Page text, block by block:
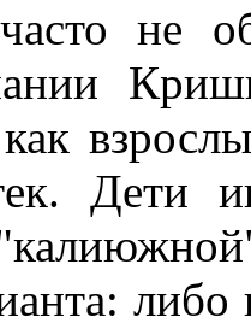
не
как
Дети